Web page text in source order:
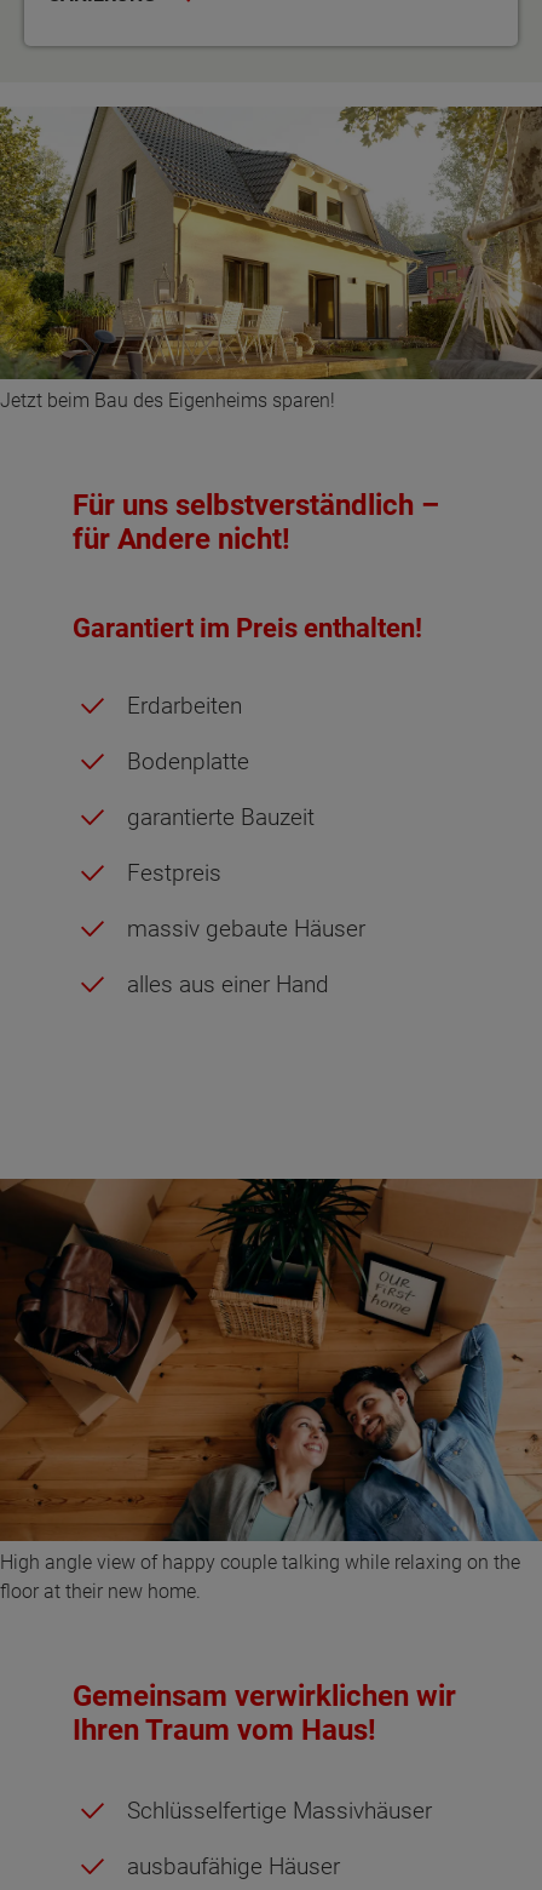
Jetzt beim Bau des Eigenheims sparen!
Für uns selbstverständlich –
für Andere nicht!
Garantiert im Preis enthalten!
Erdarbeiten
Bodenplatte
garantierte Bauzeit
Festpreis
massiv gebaute Häuser
alles aus einer Hand
High angle view of happy couple talking while relaxing on the
floor at their new home.
Gemeinsam verwirklichen wir
Ihren Traum vom Haus!
Schlüsselfertige Massivhäuser
ausbaufähige Häuser